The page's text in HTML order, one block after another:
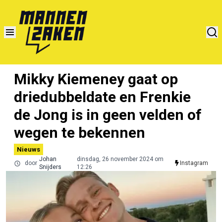
Mikky Kiemeney gaat op
driedubbeldate en Frenkie
de Jong is in geen velden of
wegen te bekennen
Nieuws
door
Johan
Snijders
dinsdag, 26 november 2024 om
12:26
Instagram